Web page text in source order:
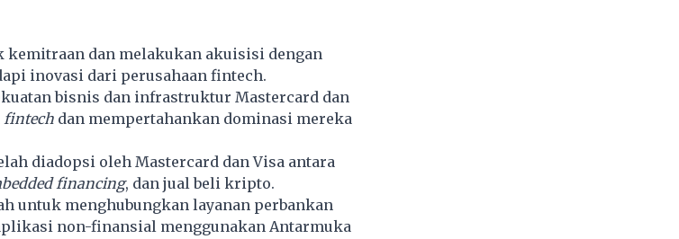
kemitraan dan melakukan akuisisi dengan
inovasi dari perusahaan fintech.
bisnis dan infrastruktur Mastercard dan
fintechdan mempertahankan dominasi mereka
diadopsi oleh Mastercard dan Visa antara
financing, dan jual beli kripto.
untuk menghubungkan layanan perbankan
non-finansial menggunakan Antarmuka